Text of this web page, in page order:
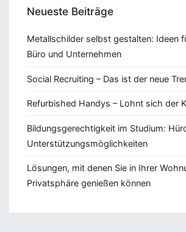
Neueste Beiträge
Metallschilder selbst gestalten: Ideen
Büro und Unternehmen
Social Recruiting – Das ist der neue
Refurbished Handys – Lohnt sich der
Bildungsgerechtigkeit im Studium:
Unterstützungsmöglichkeiten
Lösungen, mit denen Sie in Ihrer
Privatsphäre genießen können